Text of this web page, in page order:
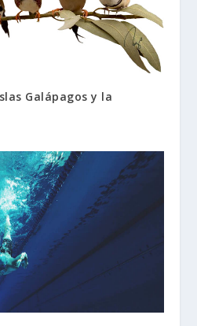
Galápagos y la